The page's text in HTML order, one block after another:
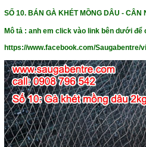
SỐ 10.BÁN GÀ KHÉT MỒNG DÂU -CÂN
Mô tả : anh em click vào link bên dưới để
https://www.facebook.com/Saugabentre/